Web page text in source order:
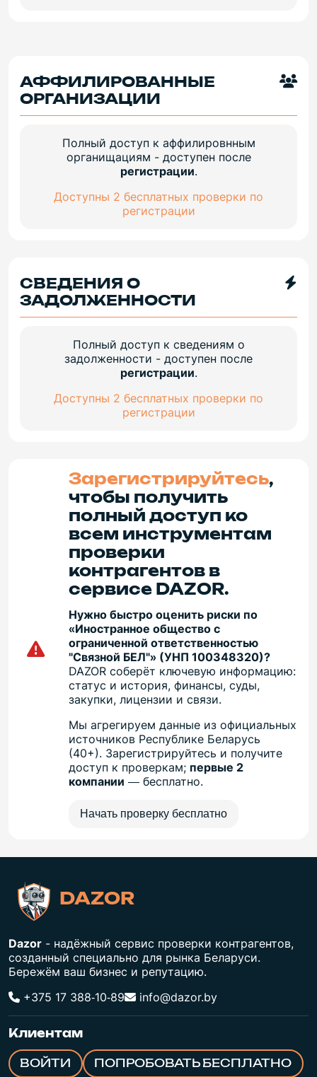
АФФИЛИРОВАННЫЕ
ОРГАНИЗАЦИИ
Полный доступ к аффилировнным
органищациям - доступен после
регистрации.
Доступны 2 бесплатных проверки по
регистрации
СВЕДЕНИЯ О
ЗАДОЛЖЕННОСТИ
Полный доступ к сведениям о
задолженности - доступен после
регистрации.
Доступны 2 бесплатных проверки по
регистрации
Зарегистрируйтесь,
чтобы получить
полный доступ ко
всем инструментам
проверки
контрагентов в
сервисе DAZOR.
Нужно быстро оценить риски по
«Иностранное общество с
ограниченной ответственностью
"Связной БЕЛ"» (УНП 100348320)?
DAZOR соберёт ключевую информацию:
статус и история, финансы, суды,
закупки, лицензии и связи.
Мы агрегируем данные из официальных
источников Республике Беларусь
(40+). Зарегистрируйтесь и получите
доступ к проверкам; первые 2
компании — бесплатно.
Начать проверку бесплатно
DAZOR
Dazor - надёжный сервис проверки контрагентов,
созданный специально для рынка Беларуси.
Бережём ваш бизнес и репутацию.
+375 17 388‑10‑89
info@dazor.by
Клиентам
ВОЙТИ ПОПРОБОВАТЬ БЕСПЛАТНО